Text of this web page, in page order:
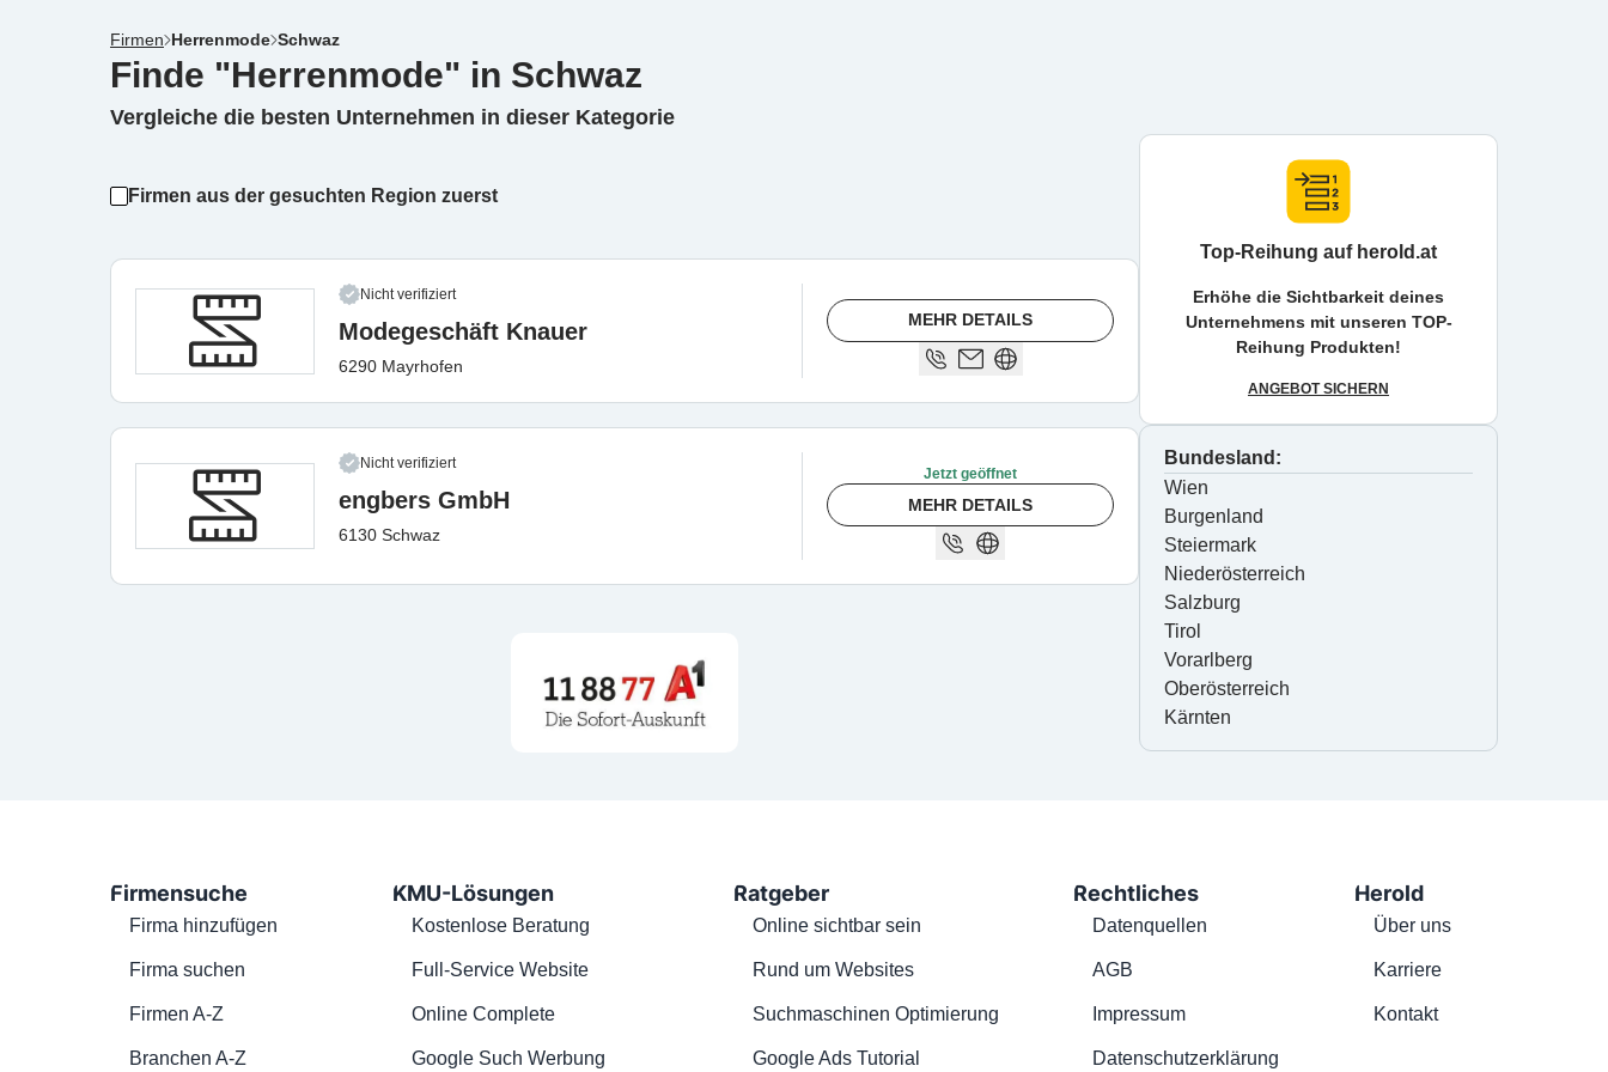
Firmen Herrenmode Schwaz
Finde "Herrenmode" in Schwaz
Vergleiche die besten Unternehmen in dieser Kategorie
Firmen aus der gesuchten Region zuerst
Nicht verifiziert
Modegeschäft Knauer
6290 Mayrhofen
MEHR DETAILS
Nicht verifiziert
engbers GmbH
6130 Schwaz
Jetzt geöffnet
MEHR DETAILS
Top-Reihung auf herold.at
Erhöhe die Sichtbarkeit deines
Unternehmens mit unseren TOP-
Reihung Produkten!
ANGEBOT SICHERN
Bundesland:
Wien
Burgenland
Steiermark
Niederösterreich
Salzburg
Tirol
Vorarlberg
Oberösterreich
Kärnten
Firmensuche
Firma hinzufügen
Firma suchen
Firmen A-Z
Branchen A-Z
KMU-Lösungen
Kostenlose Beratung
Full-Service Website
Online Complete
Google Such Werbung
Ratgeber
Online sichtbar sein
Rund um Websites
Suchmaschinen Optimierung
Google Ads Tutorial
Rechtliches
Datenquellen
AGB
Impressum
Datenschutzerklärung
Herold
Über uns
Karriere
Kontakt